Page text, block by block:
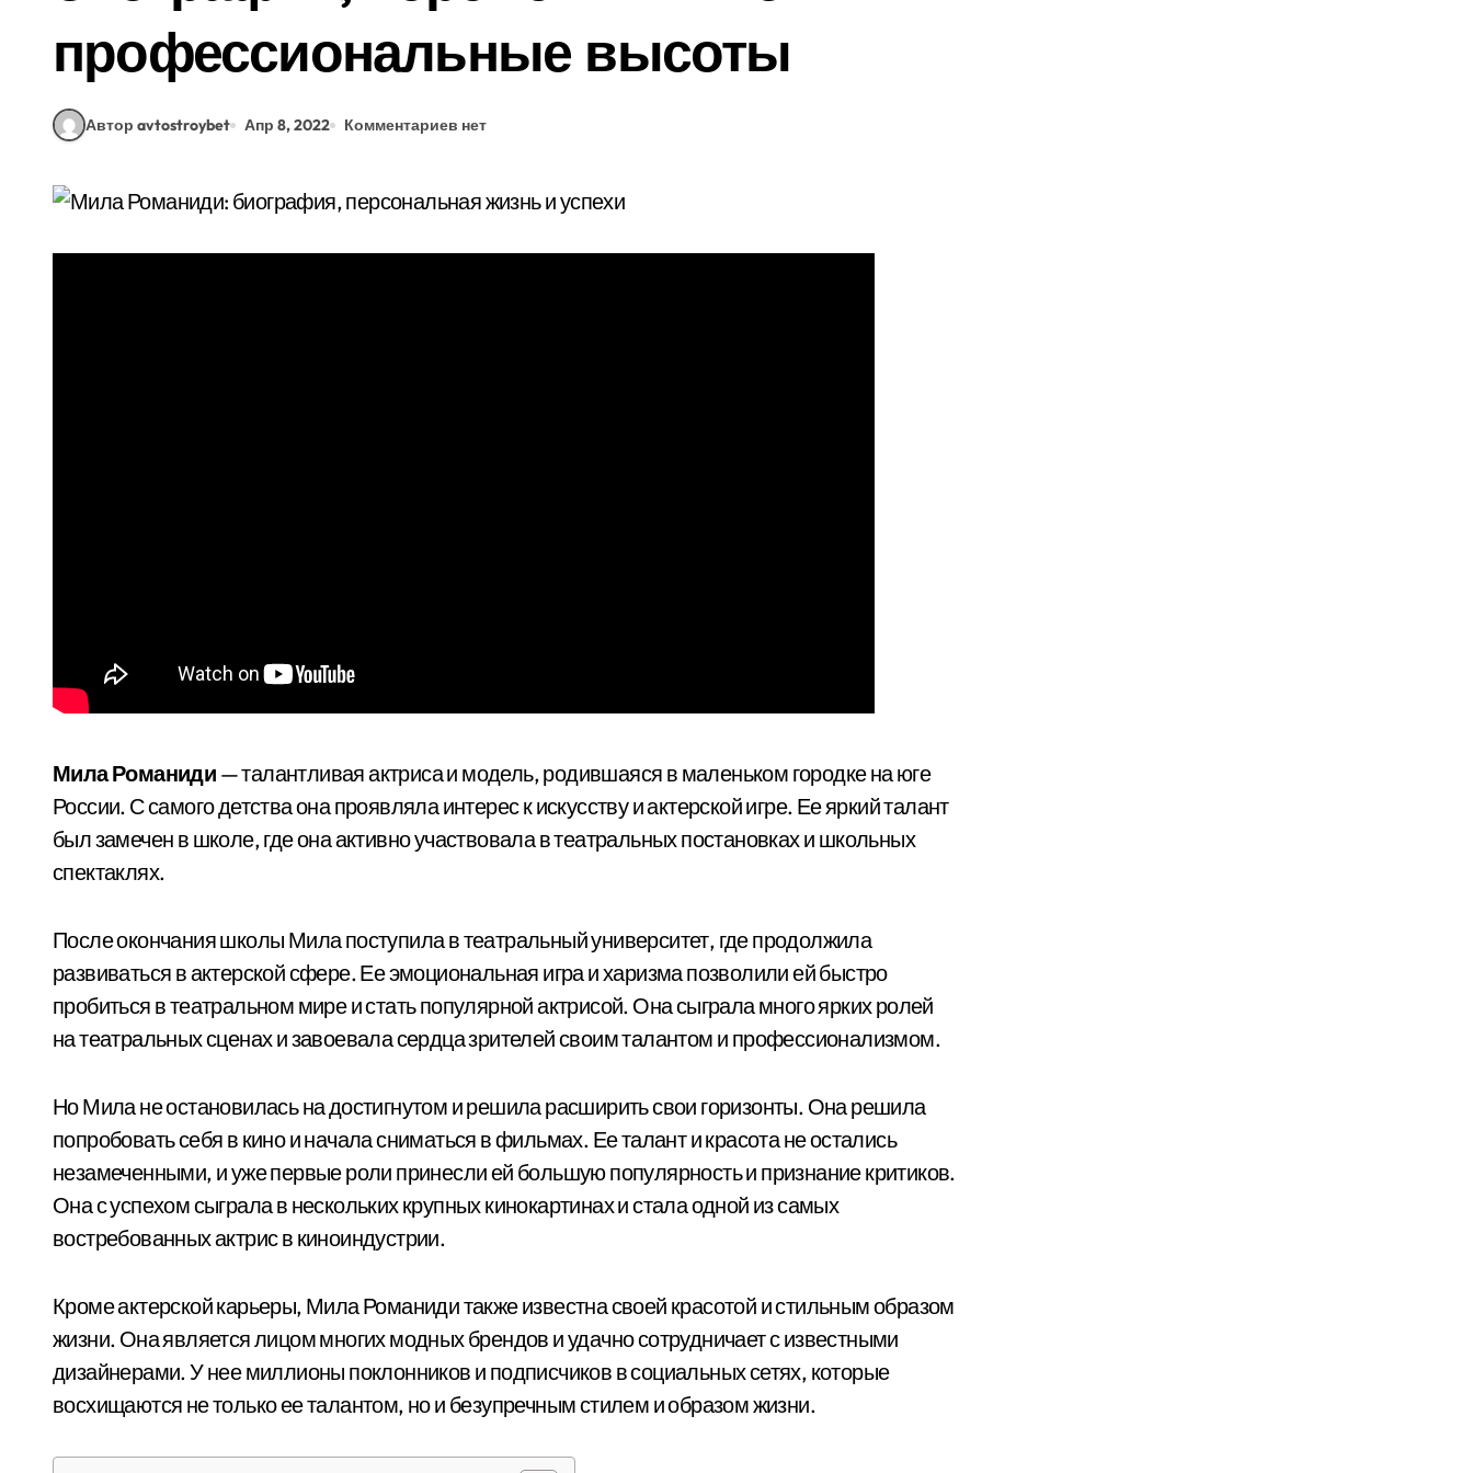
профессиональные высоты
Автор avtostroybet Апр 8, 2022 Комментариев нет
Мила Романиди — талантливая актриса и модель, родившаяся в маленьком городке на юге
России. С самого детства она проявляла интерес к искусству и актерской игре. Ее яркий талант
был замечен в школе, где она активно участвовала в театральных постановках и школьных
спектаклях.
После окончания школы Мила поступила в театральный университет, где продолжила
развиваться в актерской сфере. Ее эмоциональная игра и харизма позволили ей быстро
пробиться в театральном мире и стать популярной актрисой. Она сыграла много ярких ролей
на театральных сценах и завоевала сердца зрителей своим талантом и профессионализмом.
Но Мила не остановилась на достигнутом и решила расширить свои горизонты. Она решила
попробовать себя в кино и начала сниматься в фильмах. Ее талант и красота не остались
незамеченными, и уже первые роли принесли ей большую популярность и признание критиков.
Она с успехом сыграла в нескольких крупных кинокартинах и стала одной из самых
востребованных актрис в киноиндустрии.
Кроме актерской карьеры, Мила Романиди также известна своей красотой и стильным образом
жизни. Она является лицом многих модных брендов и удачно сотрудничает с известными
дизайнерами. У нее миллионы поклонников и подписчиков в социальных сетях, которые
восхищаются не только ее талантом, но и безупречным стилем и образом жизни.